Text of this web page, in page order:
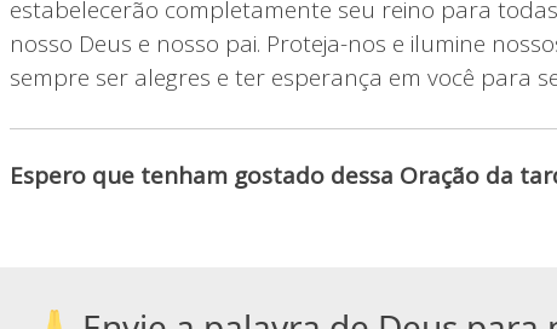
estabelecerão completamente seu reino para
nosso Deus e nosso pai. Proteja-nos e ilumine
sempre ser alegres e ter esperança em você para
Espero que tenham gostado dessa Oração da